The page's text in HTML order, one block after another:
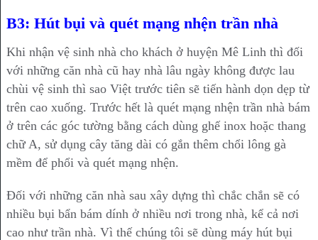
B3: Hút bụi và quét mạng nhện trần nhà
Khi nhận vệ sinh nhà cho khách ở huyện Mê Linh thì đối
với những căn nhà cũ hay nhà lâu ngày không được lau
chùi vệ sinh thì sao Việt trước tiên sẽ tiến hành dọn dẹp từ
trên cao xuống. Trước hết là quét mạng nhện trần nhà bám
ở trên các góc tường bằng cách dùng ghế inox hoặc thang
chữ A, sử dụng cây tăng dài có gắn thêm chổi lông gà
mềm để phổi và quét mạng nhện.
Đối với những căn nhà sau xây dựng thì chắc chắn sẽ có
nhiều bụi bẩn bám dính ở nhiều nơi trong nhà, kể cả nơi
cao như trần nhà. Vì thế chúng tôi sẽ dùng máy hút bụi